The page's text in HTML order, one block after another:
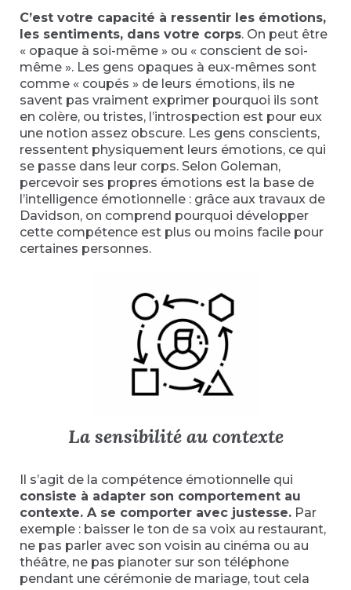
C’est votre capacité à ressentir les émotions,
les sentiments, dans votre corps. On peut être
« opaque à soi-même » ou « conscient de soi-
même ». Les gens opaques à eux-mêmes sont
comme « coupés » de leurs émotions, ils ne
savent pas vraiment exprimer pourquoi ils sont
en colère, ou tristes, l’introspection est pour eux
une notion assez obscure. Les gens conscients,
ressentent physiquement leurs émotions, ce qui
se passe dans leur corps. Selon Goleman,
percevoir ses propres émotions est la base de
l’intelligence émotionnelle : grâce aux travaux de
Davidson, on comprend pourquoi développer
cette compétence est plus ou moins facile pour
certaines personnes.
La sensibilité au contexte
Il s’agit de la compétence émotionnelle qui
consiste à adapter son comportement au
contexte. A se comporter avec justesse. Par
exemple : baisser le ton de sa voix au restaurant,
ne pas parler avec son voisin au cinéma ou au
théâtre, ne pas pianoter sur son téléphone
pendant une cérémonie de mariage, tout cela